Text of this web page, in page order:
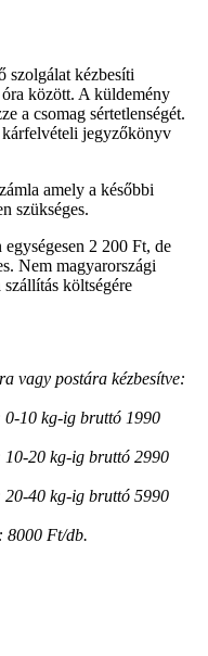
szolgálat kézbesíti
között. A küldemény
a csomag sértetlenségét.
kárfelvételi jegyzőkönyv
amely a későbbi
szükséges.
2 200 Ft, de
Nem magyarországi
költségére
vagy postára kézbesítve:
0-10 kg-ig bruttó 1990
10-20 kg-ig bruttó 2990
20-40 kg-ig bruttó 5990
8000 Ft/db.